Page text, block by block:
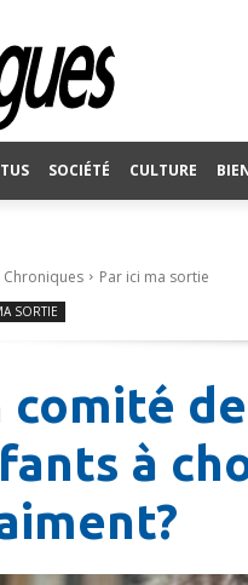
SOCIÉTÉ CULTURE
Chroniques Par ici ma sortie
SORTIE
comité
à